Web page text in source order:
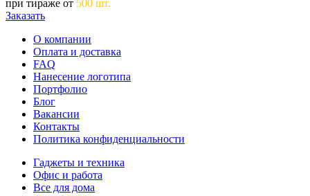
при тираже от 500 шт.
Заказать
О компании
Оплата и доставка
FAQ
Нанесение логотипа
Портфолио
Блог
Вакансии
Контакты
Политика конфиденциальности
Гаджеты и техника
Офис и работа
Все для дома